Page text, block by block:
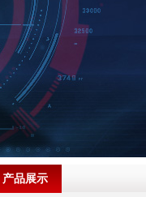
产品展示